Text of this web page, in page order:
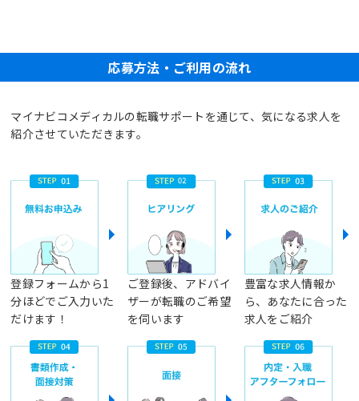
応募方法・ご利用の流れ
マイナビコメディカルの転職サポートを通じて、気になる求人を
紹介させていただきます。
登録フォームから1
分ほどでご入力いた
だけます！
ご登録後、アドバイ
ザーが転職のご希望
を伺います
豊富な求人情報か
ら、あなたに合った
求人をご紹介